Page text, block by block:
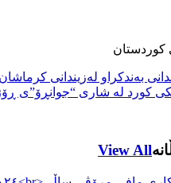
کورد لە شاری “جوانڕۆ”ی
View All